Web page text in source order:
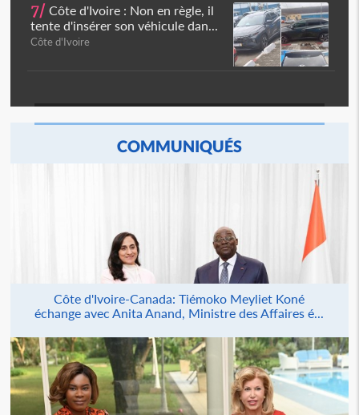
7/ Côte d'Ivoire : Non en règle, il
tente d'insérer son véhicule dan...
Côte d'Ivoire
COMMUNIQUÉS
Côte d'Ivoire-Canada: Tiémoko Meyliet Koné
échange avec Anita Anand, Ministre des Affaires é...